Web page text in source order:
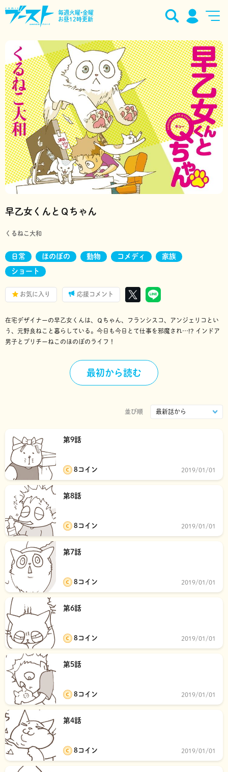
毎週火曜•金曜
お昼12時更新
早乙女くんとＱちゃん
くるねこ大和
日常 ほのぼの 動物 コメディ 家族
ショート
お気に入り 応援コメント
在宅デザイナーの早乙女くんは、Ｑちゃん、フランシスコ、アンジェリコとい
う、元野良ねこと暮らしている。今日も今日とて仕事を邪魔され…!? インドア
男子とプリチーねこのほのぼのライフ！
最初から読む
並び順
第9話
8コイン 2019/01/01
第8話
8コイン 2019/01/01
第7話
8コイン 2019/01/01
第6話
8コイン 2019/01/01
第5話
8コイン 2019/01/01
第4話
8コイン 2019/01/01